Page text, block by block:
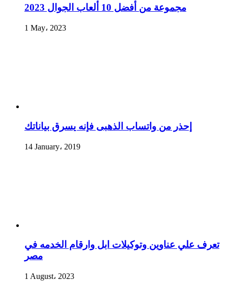
مجموعة من أفضل 10 ألعاب الجوال 2023
1 May، 2023
إحذر من واتساب الذهبى فإنه يسرق بياناتك
14 January، 2019
تعرف علي عناوين وتوكيلات ابل وارقام الخدمه في
مصر
1 August، 2023